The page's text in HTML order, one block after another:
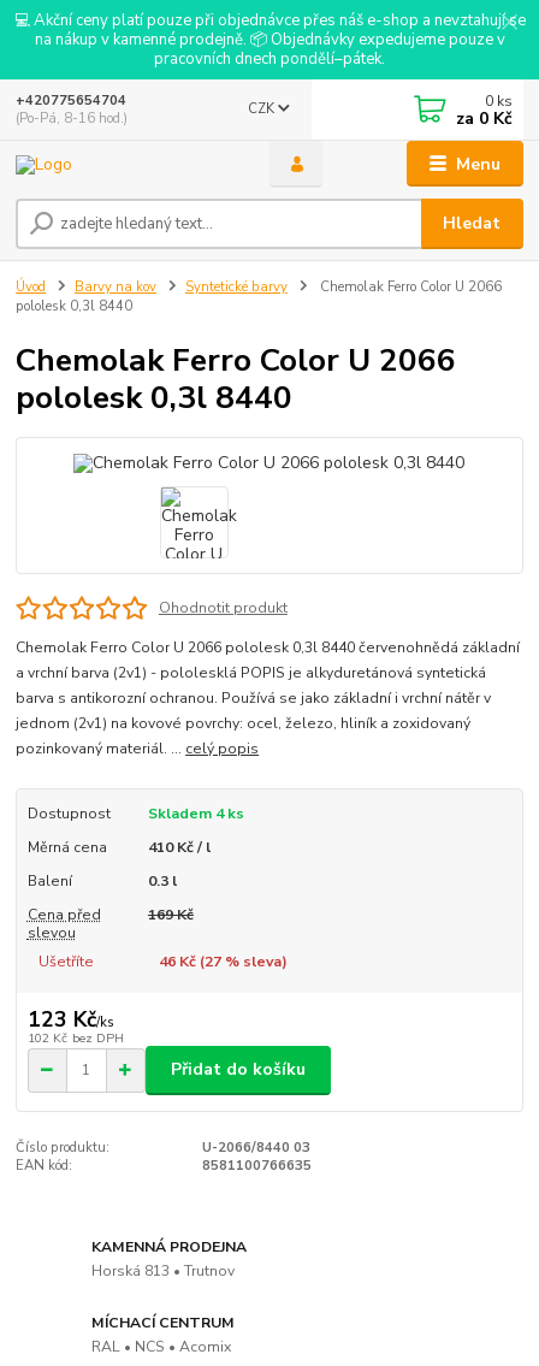
💻 Akční ceny platí pouze při objednávce přes náš e-shop a nevztahují se
na nákup v kamenné prodejně. 📦 Objednávky expedujeme pouze v
pracovních dnech pondělí–pátek.
Menu
CZK
Hledat
+420775654704
(Po-Pá, 8-16 hod.)
0 ks
za 0 Kč
Úvod Barvy na kov Syntetické barvy
Chemolak Ferro Color U 2066
pololesk 0,3l 8440
Chemolak Ferro Color U 2066
pololesk 0,3l 8440
Ohodnotit produkt
Chemolak Ferro Color U 2066 pololesk 0,3l 8440 červenohnědá základní
a vrchní barva (2v1) - pololesklá POPIS je alkyduretánová syntetická
barva s antikorozní ochranou. Používá se jako základní i vrchní nátěr v
jednom (2v1) na kovové povrchy: ocel, železo, hliník a zoxidovaný
pozinkovaný materiál. ... celý popis
Dostupnost
Skladem 4 ks
Měrná cena
410 Kč / l
Balení
0.3 l
Cena před
slevou
169 Kč
Ušetříte 46 Kč (27% sleva)
123 Kč/ks
102 Kč bez DPH
Přidat do košíku
Číslo produktu:
U-2066/8440 03
EAN kód:
8581100766635
KAMENNÁ PRODEJNA
Horská 813 • Trutnov
MÍCHACÍ CENTRUM
RAL • NCS • Acomix